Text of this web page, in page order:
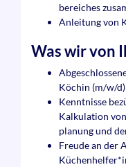
bereiches
Anleitung von
Was wir von
Köchin (m/w/d)
Kenntnisse
Kalku­lation
planung und
Freude an der